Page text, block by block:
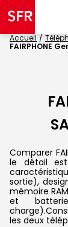
Accueil
FAIRPHONE
Comparer
le détail
sortie),
mémoire
et
les deux